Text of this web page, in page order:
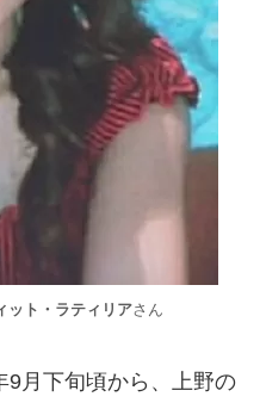
ット・ラティリアさん
9月下旬頃から、上野の